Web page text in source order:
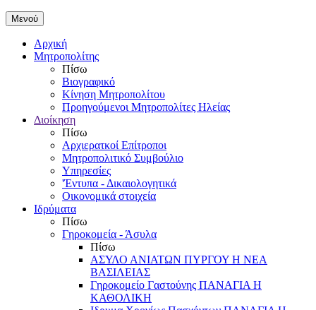
Μενού
Αρχική
Μητροπολίτης
Πίσω
Βιογραφικό
Κίνηση Μητροπολίτου
Προηγούμενοι Μητροπολίτες Ηλείας
Διοίκηση
Πίσω
Αρχιερατκοί Επίτροποι
Μητροπολιτικό Συμβούλιο
Υπηρεσίες
'Έντυπα - Δικαιολογητικά
Οικονομικά στοιχεία
Ιδρύματα
Πίσω
Γηροκομεία - Άσυλα
Πίσω
ΑΣΥΛΟ ΑΝΙΑΤΩΝ ΠΥΡΓΟΥ Η ΝΕΑ
ΒΑΣΙΛΕΙΑΣ
Γηροκομείο Γαστούνης ΠΑΝΑΓΙΑ Η
ΚΑΘΟΛΙΚΗ